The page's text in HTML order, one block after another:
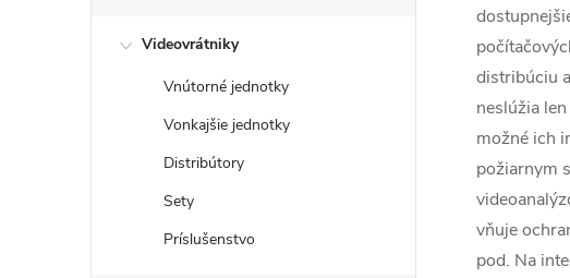
Videovrátniky
Vnútorné jednotky
Vonkajšie jednotky
Distribútory
Sety
Príslušenstvo
distribúciu
neslúžia
možné ich
požiarnym
vňuje
pod. Na